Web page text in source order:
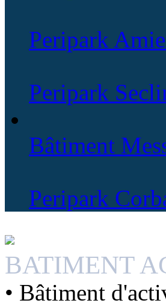
Peripark
Peripark
Bâtiment
Peripark
BATIMENT
• Bâtiment